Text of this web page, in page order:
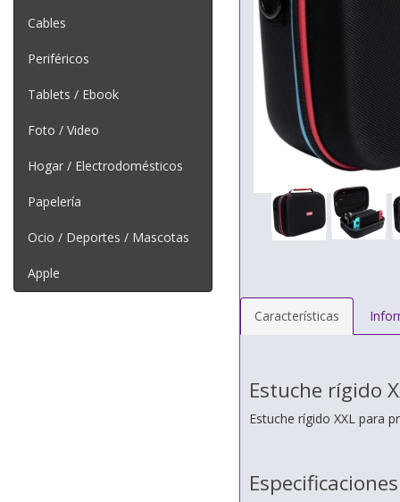
Cables
Periféricos
Tablets / Ebook
Foto / Video
Hogar / Electrodomésticos
Papelería
Ocio / Deportes / Mascotas
Apple
Características
Estuche rígido
Estuche rígido XXL para
Especificaciones